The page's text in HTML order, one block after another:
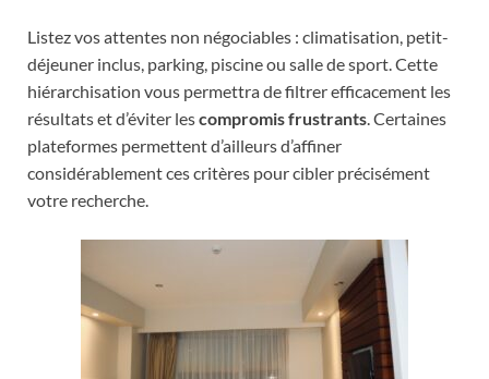
Listez vos attentes non négociables : climatisation, petit-
déjeuner inclus, parking, piscine ou salle de sport. Cette
hiérarchisation vous permettra de filtrer efficacement les
résultats et d’éviter lescompromis frustrants . Certaines
plateformes permettent d’ailleurs d’affiner
considérablement ces critères pour cibler précisément
votre recherche.